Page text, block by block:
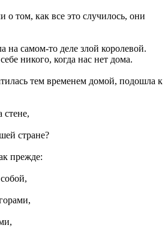
о том, как все это случилось, они
на самом-то деле злой королевой.
никого, когда нас нет дома.
тем временем домой, подошла к
стене,
стране?
прежде: